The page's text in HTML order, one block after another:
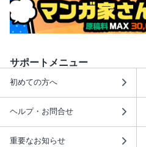
サポートメニュー
初めての方へ
ヘルプ・お問合せ
重要なお知らせ